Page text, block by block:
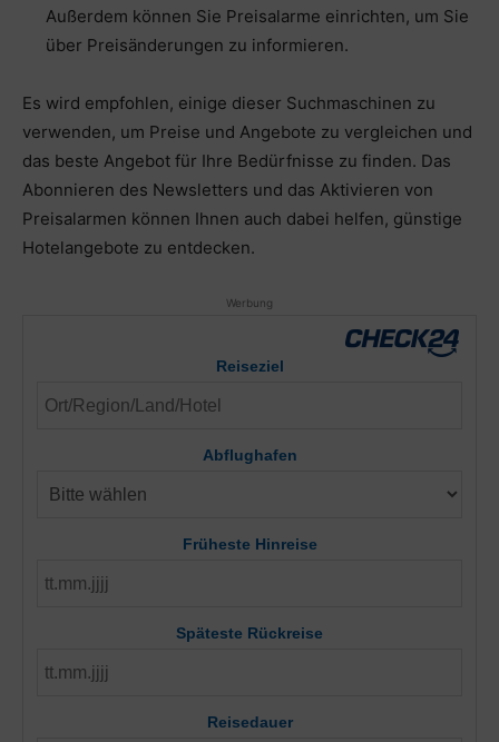
Außerdem können Sie Preisalarme einrichten, um Sie
über Preisänderungen zu informieren.
Es wird empfohlen, einige dieser Suchmaschinen zu
verwenden, um Preise und Angebote zu vergleichen und
das beste Angebot für Ihre Bedürfnisse zu finden. Das
Abonnieren des Newsletters und das Aktivieren von
Preisalarmen können Ihnen auch dabei helfen, günstige
Hotelangebote zu entdecken.
Werbung
Reiseziel
Abflughafen
Früheste Hinreise
Späteste Rückreise
Reisedauer